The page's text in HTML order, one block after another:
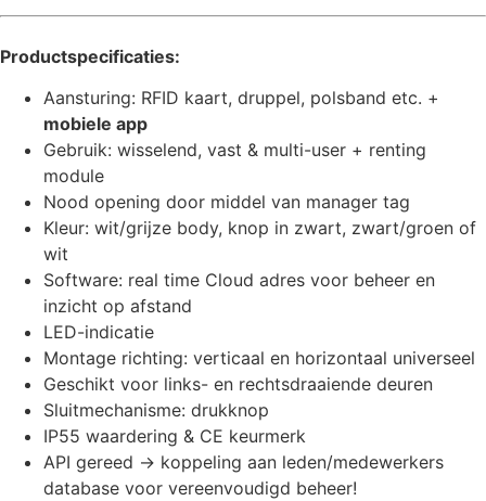
Productspecificaties:
Aansturing: RFID kaart, druppel, polsband etc. +
mobiele app
Gebruik: wisselend, vast & multi-user + renting
module
Nood opening door middel van manager tag
Kleur: wit/grijze body, knop in zwart, zwart/groen of
wit
Software: real time Cloud adres voor beheer en
inzicht op afstand
LED-indicatie
Montage richting: verticaal en horizontaal universeel
Geschikt voor links- en rechtsdraaiende deuren
Sluitmechanisme: drukknop
IP55 waardering & CE keurmerk
API gereed -> koppeling aan leden/medewerkers
database voor vereenvoudigd beheer!